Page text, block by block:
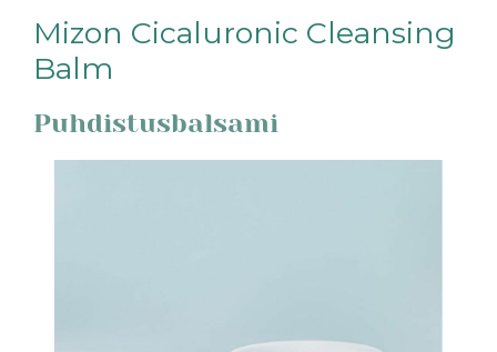
Mizon Cicaluronic Cleansing
Balm
Puhdistusbalsami